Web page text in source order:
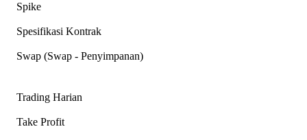
Spike
Spesifikasi Kontrak
Swap (Swap - Penyimpanan)
Trading Harian
Take Profit